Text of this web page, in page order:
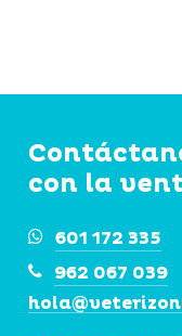
con la
601 172 335
962 067 039